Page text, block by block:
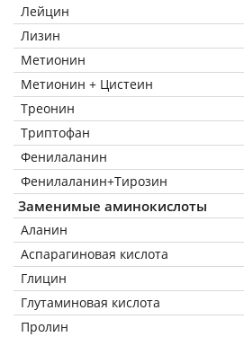
Лейцин
Лизин
Метионин
Метионин + Цистеин
Треонин
Триптофан
Фенилаланин
Фенилаланин+Тирозин
Заменимые аминокислоты
Аланин
Аспарагиновая кислота
Глицин
Глутаминовая кислота
Пролин